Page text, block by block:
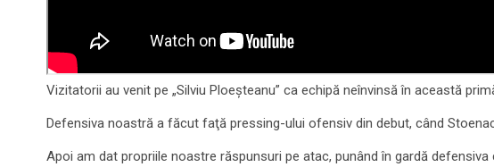
Vizitatorii au venit pe „Silviu Ploeşteanu” ca echipă neînvinsă în această
Defensiva noastră a făcut faţă pressing-ului ofensiv din debut, când
Apoi am dat propriile noastre răspunsuri pe atac, punând în gardă